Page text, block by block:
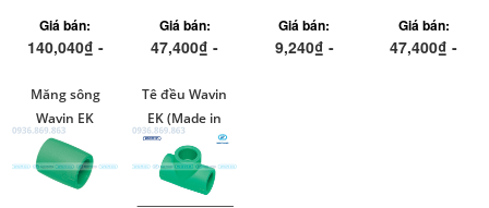
Giá bán:
140,040₫ -
Giá bán:
47,400₫ -
Giá bán:
9,240₫ -
Giá bán:
47,400₫ -
Măng sông
Wavin EK
(Made in
Czech)
Tê đều Wavin
EK (Made in
Czech)